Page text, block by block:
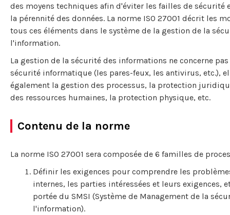
des moyens techniques afin d'éviter les failles de sécurité
la pérennité des données. La norme ISO 27001 décrit les
tous ces éléments dans le système de la gestion de la
l'information.
La gestion de la sécurité des informations ne concerne
sécurité informatique (les pares-feux, les antivirus, etc.),
également la gestion des processus, la protection
des ressources humaines, la protection physique, etc.
Contenu de la norme
La norme ISO 27001 sera composée de 6 familles de
Définir les exigences pour comprendre les
internes, les parties intéressées et leurs exigences,
portée du SMSI (Système de Management de la
l'information).